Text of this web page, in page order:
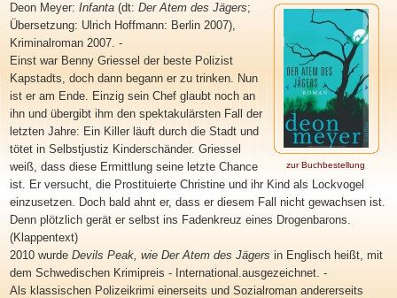
zur Buchbestellung
Deon Meyer: Infanta(dt: Der Atem des Jägers;
Übersetzung: Ulrich Hoffmann: Berlin 2007),
Kriminalroman 2007. -
Einst war Benny Griessel der beste Polizist
Kapstadts, doch dann begann er zu trinken. Nun
ist er am Ende. Einzig sein Chef glaubt noch an
ihn und übergibt ihm den spektakulärsten Fall der
letzten Jahre: Ein Killer läuft durch die Stadt und
tötet in Selbstjustiz Kinderschänder. Griessel
weiß, dass diese Ermittlung seine letzte Chance
ist. Er versucht, die Prostituierte Christine und ihr Kind als Lockvogel
einzusetzen. Doch bald ahnt er, dass er diesem Fall nicht gewachsen ist.
Denn plötzlich gerät er selbst ins Fadenkreuz eines Drogenbarons.
(Klappentext)
2010 wurde Devils Peak, wie Der Atem des Jägers in Englisch heißt, mit
dem Schwedischen Krimipreis - International.ausgezeichnet. -
Als klassischen Polizeikrimi einerseits und Sozialroman andererseits